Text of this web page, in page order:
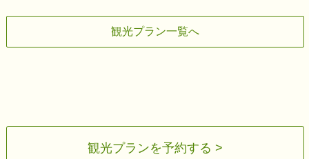
観光プラン一覧へ
観光プランを予約する >